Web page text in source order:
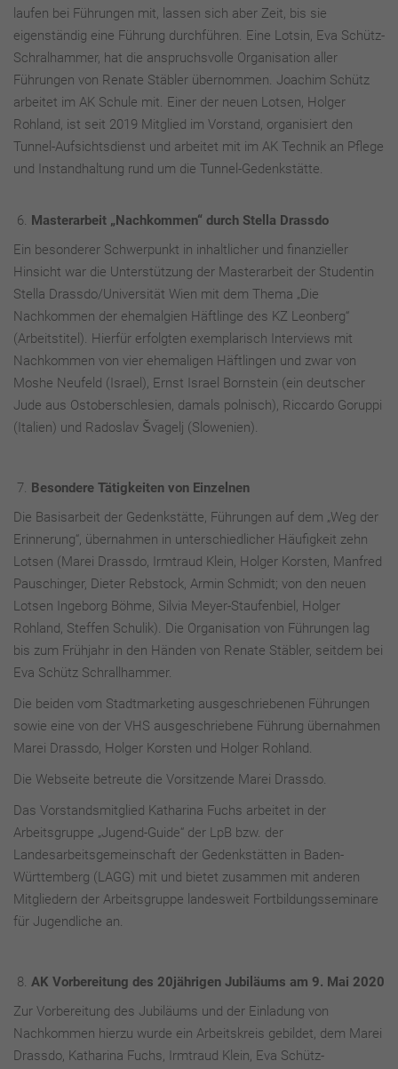
laufen bei Führungen mit, lassen sich aber Zeit, bis sie
eigenständig eine Führung durchführen. Eine Lotsin, Eva Schütz-
Schralhammer, hat die anspruchsvolle Organisation aller
Führungen von Renate Stäbler übernommen. Joachim Schütz
arbeitet im AK Schule mit. Einer der neuen Lotsen, Holger
Rohland, ist seit 2019 Mitglied im Vorstand, organisiert den
Tunnel-Aufsichtsdienst und arbeitet mit im AK Technik an Pflege
und Instandhaltung rund um die Tunnel-Gedenkstätte.
Masterarbeit „Nachkommen“ durch Stella Drassdo
Ein besonderer Schwerpunkt in inhaltlicher und finanzieller
Hinsicht war die Unterstützung der Masterarbeit der Studentin
Stella Drassdo/Universität Wien mit dem Thema „Die
Nachkommen der ehemalgien Häftlinge des KZ Leonberg“
(Arbeitstitel). Hierfür erfolgten exemplarisch Interviews mit
Nachkommen von vier ehemaligen Häftlingen und zwar von
Moshe Neufeld (Israel), Ernst Israel Bornstein (ein deutscher
Jude aus Ostoberschlesien, damals polnisch), Riccardo Goruppi
(Italien) und Radoslav Švagelj (Slowenien).
Besondere Tätigkeiten von Einzelnen
Die Basisarbeit der Gedenkstätte, Führungen auf dem „Weg der
Erinnerung“, übernahmen in unterschiedlicher Häufigkeit zehn
Lotsen (Marei Drassdo, Irmtraud Klein, Holger Korsten, Manfred
Pauschinger, Dieter Rebstock, Armin Schmidt; von den neuen
Lotsen Ingeborg Böhme, Silvia Meyer-Staufenbiel, Holger
Rohland, Steffen Schulik). Die Organisation von Führungen lag
bis zum Frühjahr in den Händen von Renate Stäbler, seitdem bei
Eva Schütz Schrallhammer.
Die beiden vom Stadtmarketing ausgeschriebenen Führungen
sowie eine von der VHS ausgeschriebene Führung übernahmen
Marei Drassdo, Holger Korsten und Holger Rohland.
Die Webseite betreute die Vorsitzende Marei Drassdo.
Das Vorstandsmitglied Katharina Fuchs arbeitet in der
Arbeitsgruppe „Jugend-Guide“ der LpB bzw. der
Landesarbeitsgemeinschaft der Gedenkstätten in Baden-
Württemberg (LAGG) mit und bietet zusammen mit anderen
Mitgliedern der Arbeitsgruppe landesweit Fortbildungsseminare
für Jugendliche an.
AK Vorbereitung des 20jährigen Jubiläums am 9. Mai 2020
Zur Vorbereitung des Jubiläums und der Einladung von
Nachkommen hierzu wurde ein Arbeitskreis gebildet, dem Marei
Drassdo, Katharina Fuchs, Irmtraud Klein, Eva Schütz-